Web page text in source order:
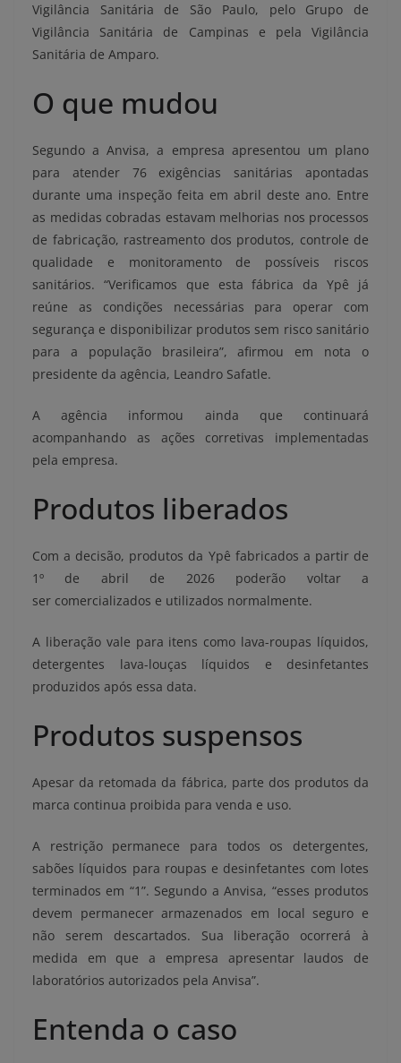
Vigilância Sanitária de São Paulo, pelo Grupo de
Vigilância Sanitária de Campinas e pela Vigilância
Sanitária de Amparo.
O que mudou
Segundo a Anvisa, a empresa apresentou um plano
para atender 76 exigências sanitárias apontadas
durante uma inspeção feita em abril deste ano. Entre
as medidas cobradas estavam melhorias nos processos
de fabricação, rastreamento dos produtos, controle de
qualidade e monitoramento de possíveis riscos
sanitários. “Verificamos que esta fábrica da Ypê já
reúne as condições necessárias para operar com
segurança e disponibilizar produtos sem risco sanitário
para a população brasileira”, afirmou em nota o
presidente da agência, Leandro Safatle.
A agência informou ainda que continuará
acompanhando as ações corretivas implementadas
pela empresa.
Produtos liberados
Com a decisão, produtos da Ypê fabricados a partir de
1º de abril de 2026 poderão voltar a
ser comercializados e utilizados normalmente.
A liberação vale para itens como lava-roupas líquidos,
detergentes lava-louças líquidos e desinfetantes
produzidos após essa data.
Produtos suspensos
Apesar da retomada da fábrica, parte dos produtos da
marca continua proibida para venda e uso.
A restrição permanece para todos os detergentes,
sabões líquidos para roupas e desinfetantes com lotes
terminados em “1”. Segundo a Anvisa, “esses produtos
devem permanecer armazenados em local seguro e
não serem descartados. Sua liberação ocorrerá à
medida em que a empresa apresentar laudos de
laboratórios autorizados pela Anvisa”.
Entenda o caso